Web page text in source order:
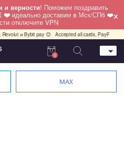
и верности! Поможем поздравить
❤️ идеально доставим в Мск/СПб ❤️
отключите VPN ×
и Bybit pay 😊 Accepted all cards, PayPal, USDT,
0
MAX